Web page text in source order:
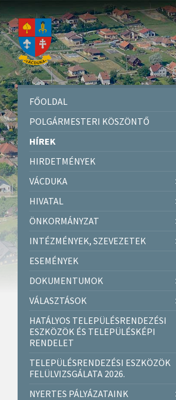
FŐOLDAL
POLGÁRMESTERI KÖSZÖNTŐ
HÍREK
HIRDETMÉNYEK
VÁCDUKA
HIVATAL
ÖNKORMÁNYZAT
INTÉZMÉNYEK, SZEVEZETEK
ESEMÉNYEK
DOKUMENTUMOK
VÁLASZTÁSOK
HATÁLYOS TELEPÜLÉSRENDEZÉSI
ESZKÖZÖK ÉS TELEPÜLÉSKÉPI
RENDELET
TELEPÜLÉSRENDEZÉSI ESZKÖZÖK
FELÜLVIZSGÁLATA 2026.
NYERTES PÁLYÁZATAINK